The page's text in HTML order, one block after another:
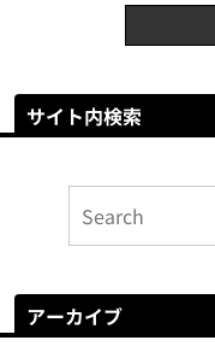
サイト内検索
アーカイブ